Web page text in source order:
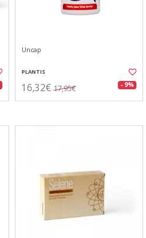
Uncap
PLANTIS
16,32€ 17,95€ - 9%